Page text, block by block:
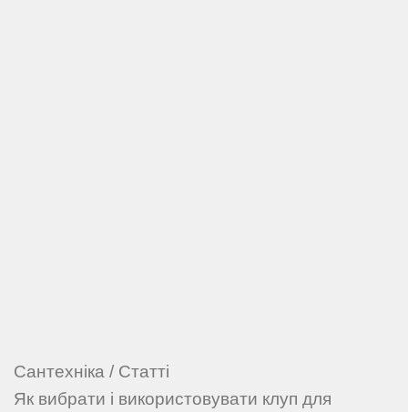
Сантехніка / Статті
Як вибрати і використовувати клуп для